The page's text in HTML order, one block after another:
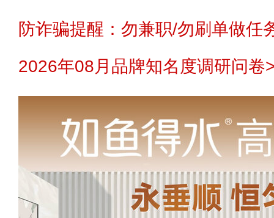
防诈骗提醒：勿兼职/勿刷单做任
2026年08月品牌知名度调研问卷